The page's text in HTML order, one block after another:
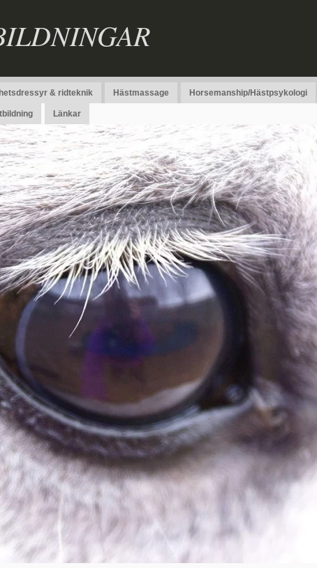
& ridteknik Hästmassage Horsemanship/Hästpsykologi
Länkar